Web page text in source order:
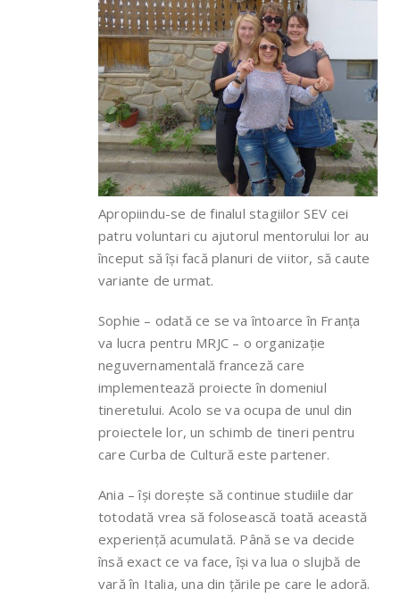
Apropiindu-se de finalul stagiilor SEV cei
patru voluntari cu ajutorul mentorului lor au
început să își facă planuri de viitor, să caute
variante de urmat.
Sophie – odată ce se va întoarce în Franța
va lucra pentru MRJC – o organizație
neguvernamentală franceză care
implementează proiecte în domeniul
tineretului. Acolo se va ocupa de unul din
proiectele lor, un schimb de tineri pentru
care Curba de Cultură este partener.
Ania – își dorește să continue studiile dar
totodată vrea să folosească toată această
experiență acumulată. Până se va decide
însă exact ce va face, își va lua o slujbă de
vară în Italia, una din țările pe care le adoră.